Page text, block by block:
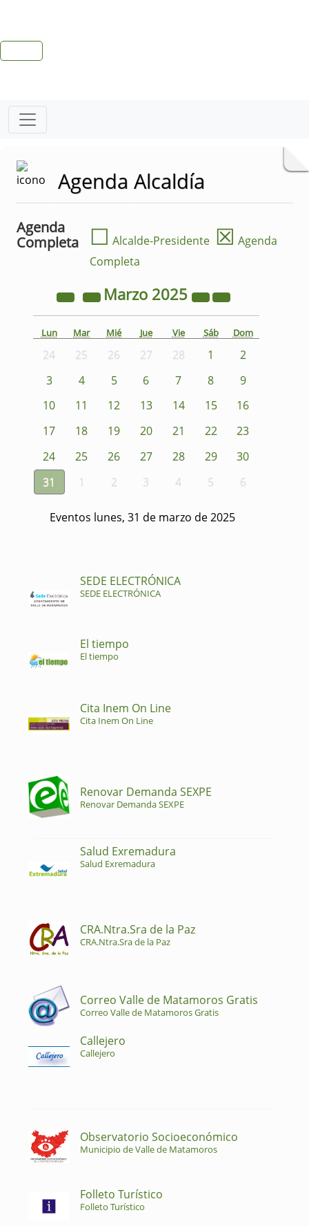
Agenda Alcaldía
Agenda
Completa
☐ Alcalde-Presidente ☒ Agenda
Completa
Marzo 2025
Lun Mar Mié Jue Vie Sáb Dom
24 25 26 27 28 1
2
3
4 5 6 7 8
9
10
11 12 13 14 15
16
17
18 19 20 21 22
23
24
25 26 27 28 29
30
31
1 2 3 4 5 6
Eventos lunes, 31 de marzo de 2025
SEDE ELECTRÓNICA
SEDE ELECTRÓNICA
El tiempo
El tiempo
Cita Inem On Line
Cita Inem On Line
Renovar Demanda SEXPE
Renovar Demanda SEXPE
Salud Exremadura
Salud Exremadura
CRA.Ntra.Sra de la Paz
CRA.Ntra.Sra de la Paz
Correo Valle de Matamoros Gratis
Correo Valle de Matamoros Gratis
Callejero
Callejero
Observatorio Socioeconómico
Municipio de Valle de Matamoros
Folleto Turístico
Folleto Turístico